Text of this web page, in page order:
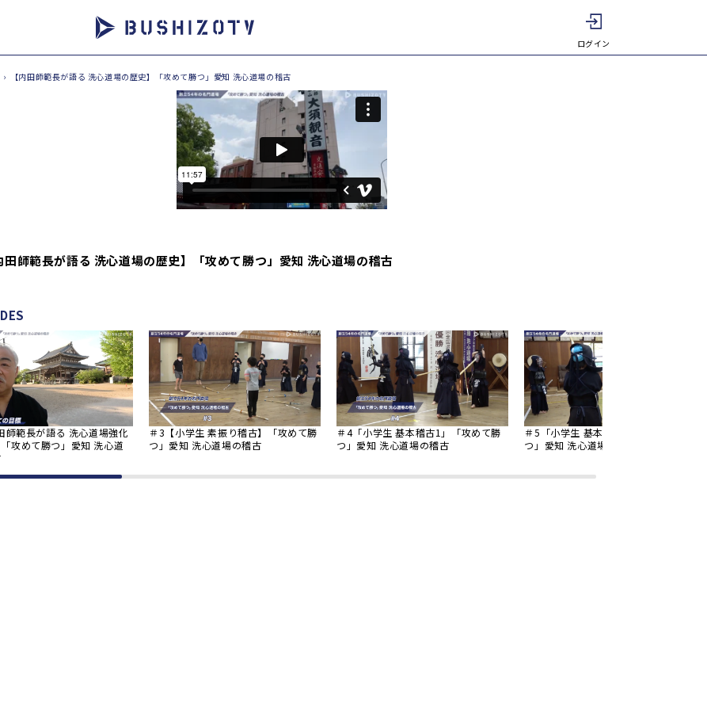
ログイン
› 【内田師範長が語る 洗心道場の歴史】「攻めて勝つ」愛知 洗心道場の稽古
田師範長が語る 洗心道場の歴史】「攻めて勝つ」愛知 洗心道場の稽古
師範長が語る 洗心道場強化
攻めて勝つ」愛知 洗心道
＃3【小学生 素振り稽古】「攻めて勝
つ」愛知 洗心道場の稽古
＃4「小学生 基本稽古1」「攻めて勝
つ」愛知 洗心道場の稽古
＃5「小学生 基本稽古2」「攻めて勝
つ」愛知 洗心道場の稽古